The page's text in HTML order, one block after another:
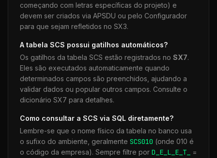
começando com letras específicas do projeto) e
devem ser criados via APSDU ou pelo Configurador
para que sejam refletidos no SX3.
A tabela SCS possui gatilhos automáticos?
Os gatilhos da tabela SCS estão registrados no SX7.
Eles são executados automaticamente quando
determinados campos são preenchidos, ajudando a
validar dados ou popular outros campos. Consulte o
dicionário SX7 para detalhes.
Como consultar a SCS via SQL diretamente?
Lembre-se que o nome físico da tabela no banco usa
o sufixo do ambiente, geralmente SCS010 (onde 010 é
o código da empresa). Sempre filtre por D_E_L_E_T_
=